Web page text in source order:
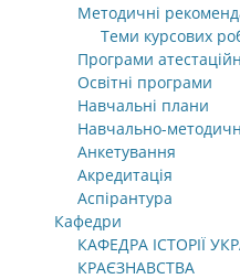
Методичні
Теми курсових
Програми
Освітні програми
Навчальні плани
Навчально-
Анкетування
Акредитація
Аспірантура
Кафедри
КАФЕДРА ІСТОРІЇ
КРАЄЗНАВСТВА